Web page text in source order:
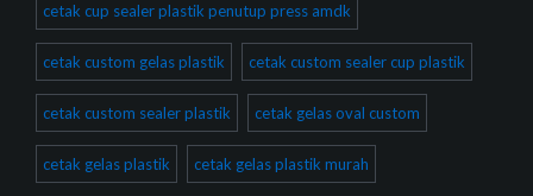
cetak cup sealer plastik penutup press amdk
cetak custom gelas plastik cetak custom sealer cup plastik
cetak custom sealer plastik cetak gelas oval custom
cetak gelas plastik cetak gelas plastik murah